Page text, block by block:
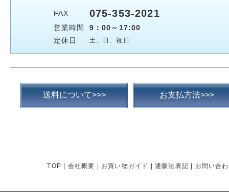
FAX 075-353-2021
営業時間
9：00～17:00
定休日
土、日、祝日
送料について>>> お支払方法>>>
TOP 会社概要 お買い物ガイド 通販法表記 お問い合